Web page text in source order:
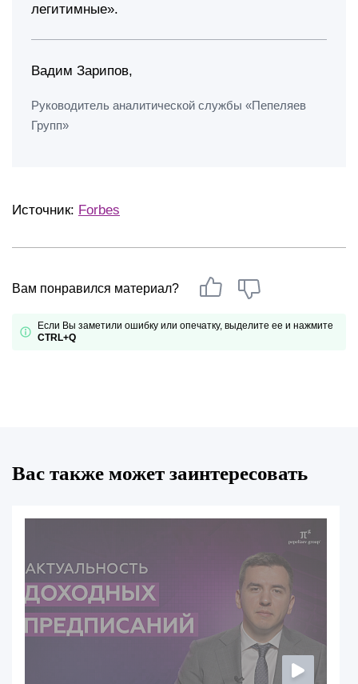
легитимные».
Вадим Зарипов,
Руководитель аналитической службы «Пепеляев
Групп»
Источник: Forbes
Вам понравился материал?
Если Вы заметили ошибку или опечатку, выделите ее и нажмите
CTRL+Q
Вас также может заинтересовать